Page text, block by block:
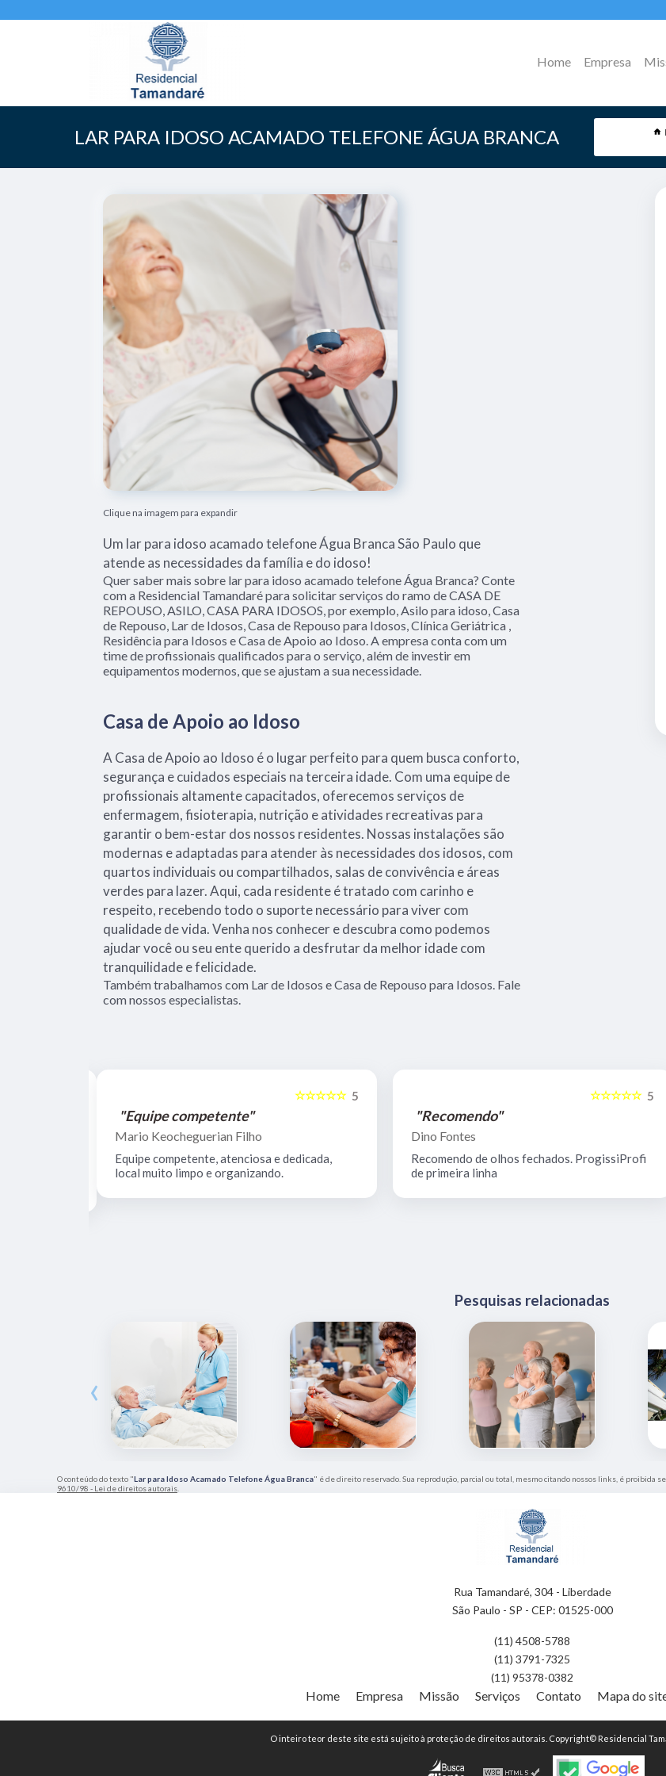
Home Empresa
LAR PARA IDOSO ACAMADO TELEFONE ÁGUA BRANCA
Clique na imagem para expandir
Um lar para idoso acamado telefone Água Branca São Paulo que
atende as necessidades da família e do idoso!
Quer saber mais sobre lar para idoso acamado telefone Água Branca? Conte
com a Residencial Tamandaré para solicitar serviços do ramo de CASA DE
REPOUSO, ASILO, CASA PARA IDOSOS, por exemplo, Asilo para idoso, Casa
de Repouso, Lar de Idosos, Casa de Repouso para Idosos, Clínica Geriátrica ,
Residência para Idosos e Casa de Apoio ao Idoso. A empresa conta com um
time de profissionais qualificados para o serviço, além de investir em
equipamentos modernos, que se ajustam a sua necessidade.
Casa de Apoio ao Idoso
A Casa de Apoio ao Idoso é o lugar perfeito para quem busca conforto,
segurança e cuidados especiais na terceira idade. Com uma equipe de
profissionais altamente capacitados, oferecemos serviços de
enfermagem, fisioterapia, nutrição e atividades recreativas para
garantir o bem-estar dos nossos residentes. Nossas instalações são
modernas e adaptadas para atender às necessidades dos idosos, com
quartos individuais ou compartilhados, salas de convivência e áreas
verdes para lazer. Aqui, cada residente é tratado com carinho e
respeito, recebendo todo o suporte necessário para viver com
qualidade de vida. Venha nos conhecer e descubra como podemos
ajudar você ou seu ente querido a desfrutar da melhor idade com
tranquilidade e felicidade.
Também trabalhamos com Lar de Idosos e Casa de Repouso para Idosos. Fale
com nossos especialistas.
5
☆☆☆☆☆
"Equipe competente"
Mario Keocheguerian Filho
Equipe competente, atenciosa e dedicada,
local muito limpo e organizando.
5
☆☆☆☆☆
"Recomendo"
Dino Fontes
Recomendo de olhos fechados. ProgissiProfi
de primeira linha
Pesquisas relacionadas
‹
O conteúdo do texto "Lar para Idoso Acamado Telefone Água Branca" é de direito reservado. Sua reprodução, parcial ou total, mesmo citando nossos links, é proibida
9610/98 - Lei de direitos autorais
Rua Tamandaré, 304 - Liberdade
São Paulo - SP - CEP: 01525-000
(11) 4508-5788
(11) 3791-7325
(11) 95378-0382
Home Empresa Missão Serviços Contato Mapa do
O inteiro teor deste site está sujeito à proteção de direitos autorais. Copyright© Residencial